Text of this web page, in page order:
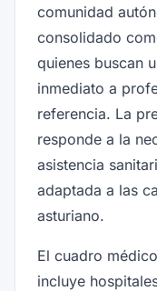
comunidad
consolidado
quienes buscan
inmediato a
referencia. La
responde a la
asistencia
adaptada a las
asturiano.
El cuadro
incluye